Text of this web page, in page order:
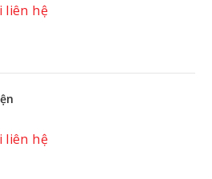
liên hệ
liên hệ